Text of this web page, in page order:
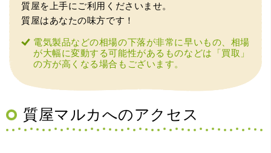
（兵庫県宝塚市）預かって頂くときに持っていた方の宝石
も見て頂く事が出き、購入した商品の価値をいろいろ教え
何かあった時にはこちらでお願いしたいと思いました。
質屋を上手にご利用くださいませ。
質屋はあなたの味方です！
電気製品などの相場の下落が非常に早いもの、相場
が大幅に変動する可能性があるものなどは「買取」
の方が高くなる場合もございます。
質屋マルカへのアクセス